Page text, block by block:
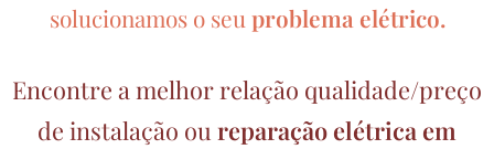
solucionamos o seu problema elétrico.
Encontre a melhor relação qualidade/preço
de instalação ou reparação elétrica em